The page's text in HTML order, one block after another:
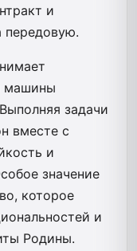
и
передовую.
машины
задачи
вместе с
и
значение
которое
и
Родины.